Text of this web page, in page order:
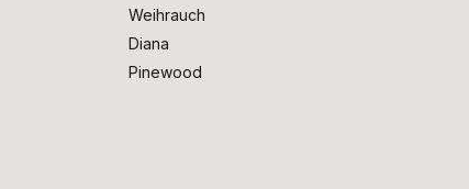
Weihrauch
Diana
Pinewood